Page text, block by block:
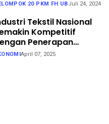
20 PKM FH UBJuli 24, 2024
Tekstil Nasional
Kompetitif
Penerapan
Air Jet Loom dan
April 07, 2025